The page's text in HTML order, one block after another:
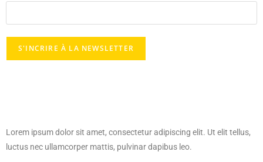
Lorem ipsum dolor sit amet, consectetur adipiscing elit. Ut elit tellus,
luctus nec ullamcorper mattis, pulvinar dapibus leo.